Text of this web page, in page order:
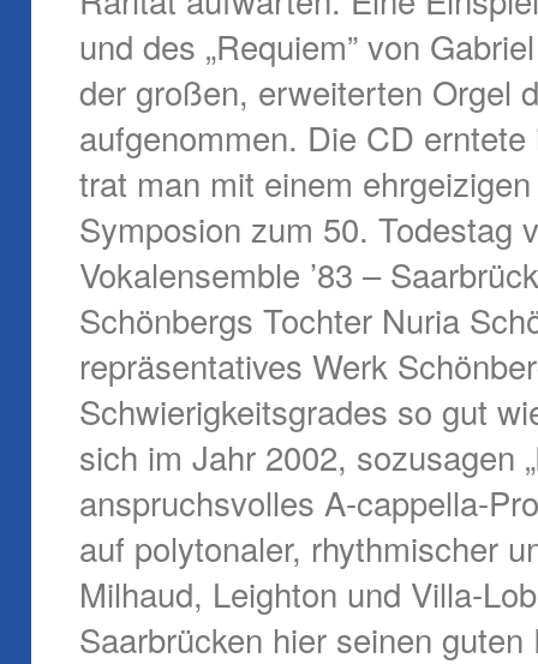
und des „Requiem” von
der großen, erweiterten Orgel
aufgenommen. Die CD
trat man mit einem
Symposion zum 50. Todestag
Vokalensemble ’83 –
Schönbergs Tochter Nuria
repräsentatives Werk
Schwierigkeitsgrades so gut
sich im Jahr 2002, sozusagen
anspruchsvolles A-cappella-
auf polytonaler, rhythmischer
Milhaud, Leighton und Villa-
Saarbrücken hier seinen guten